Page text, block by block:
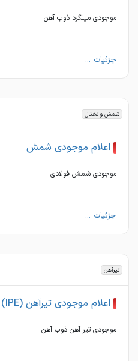
موجودی میلگرد ذوب آهن
جزئیات ...
شمش و تختال
اعلام موجودی شمش
موجودی شمش فولادی
جزئیات ...
تیرآهن
اعلام موجودی تیرآهن (IPE)
موجودی تیر آهن ذوب آهن